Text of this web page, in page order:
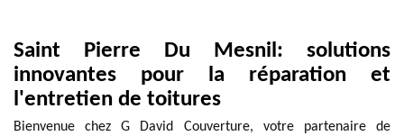
Saint Pierre Du Mesnil: solutions
innovantes pour la réparation et
l'entretien de toitures
Bienvenue chez G David Couverture, votre partenaire de